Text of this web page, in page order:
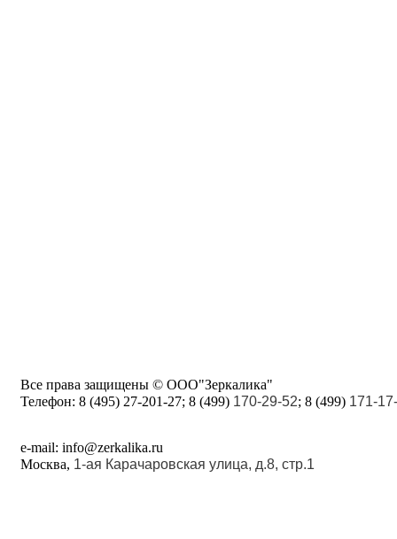
Все права защищены © ООО"Зеркалика"
Телефон: 8 (495) 27-201-27; 8 (499) 170-29-52; 8 (499) 171-
e-mail: info@zerkalika.ru
Москва, 1-ая Карачаровская улица, д.8, стр.1